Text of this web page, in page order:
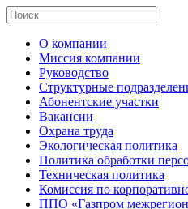
О компании
Миссия компании
Руководство
Структурные
Абонентские участки
Вакансии
Охрана труда
Экологическая политика
Политика обработки
Техническая политика
Комиссия по
ППО «Газпром